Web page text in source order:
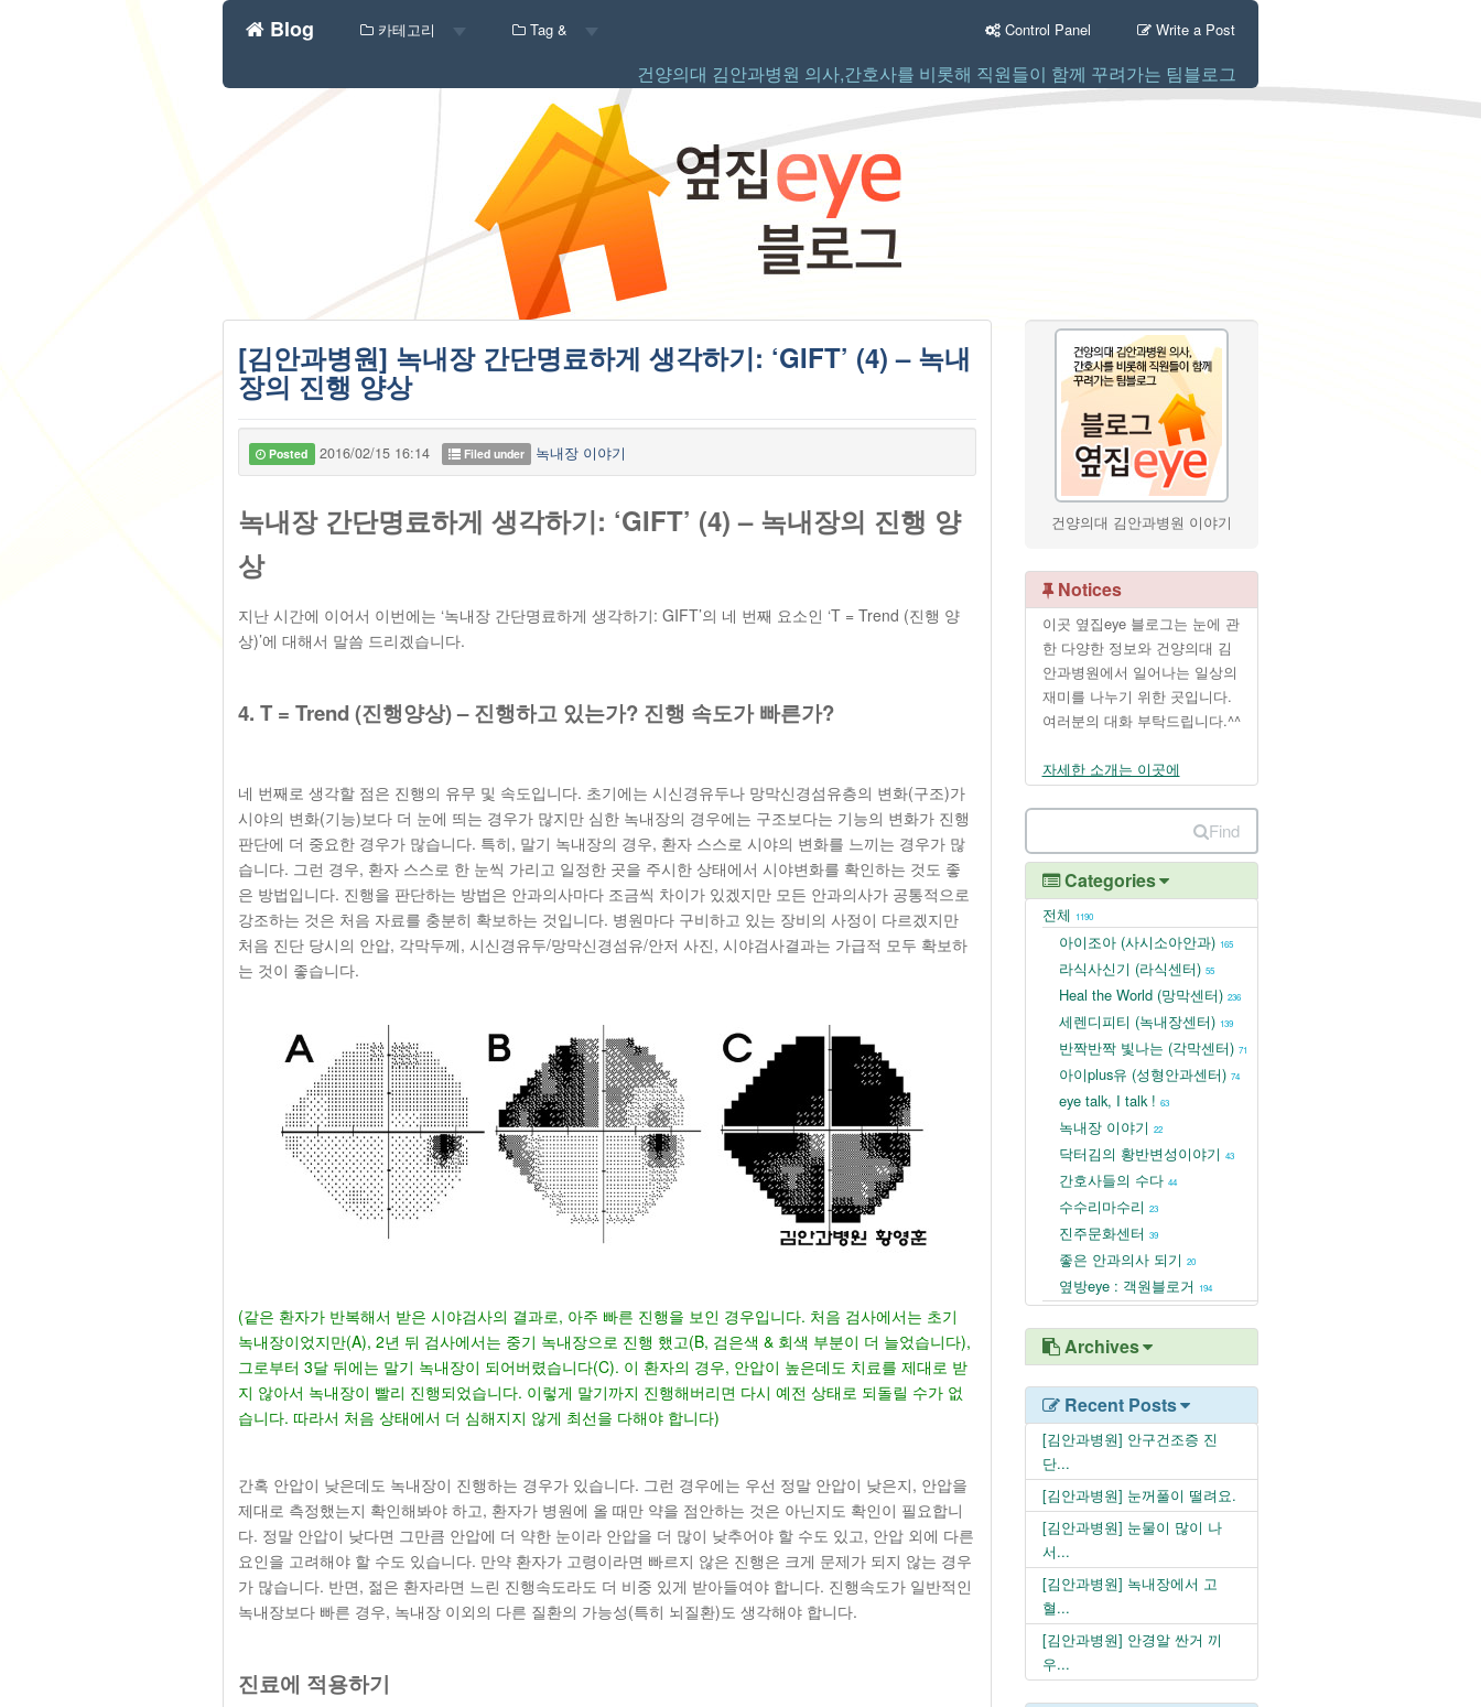
Blog 카테고리 Tag & Control Panel Write a Post
건양의대 김안과병원 의사,간호사를 비롯해 직원들이 함께 꾸려가는 팀블로그
[김안과병원] 녹내장 간단명료하게 생각하기: ‘GIFT’ (4) – 녹내
장의 진행 양상
Posted 2016/02/15 16:14 Filed under 녹내장 이야기
녹내장 간단명료하게 생각하기: ‘GIFT’ (4) – 녹내장의 진행 양
상
지난 시간에 이어서 이번에는 ‘녹내장 간단명료하게 생각하기: GIFT’의 네 번째 요소인 ‘T = Trend (진행 양
상)’에 대해서 말씀 드리겠습니다.
4. T = Trend (진행양상) – 진행하고 있는가? 진행 속도가 빠른가?
네 번째로 생각할 점은 진행의 유무 및 속도입니다. 초기에는 시신경유두나 망막신경섬유층의 변화(구조)가
시야의 변화(기능)보다 더 눈에 띄는 경우가 많지만 심한 녹내장의 경우에는 구조보다는 기능의 변화가 진행
판단에 더 중요한 경우가 많습니다. 특히, 말기 녹내장의 경우, 환자 스스로 시야의 변화를 느끼는 경우가 많
습니다. 그런 경우, 환자 스스로 한 눈씩 가리고 일정한 곳을 주시한 상태에서 시야변화를 확인하는 것도 좋
은 방법입니다. 진행을 판단하는 방법은 안과의사마다 조금씩 차이가 있겠지만 모든 안과의사가 공통적으로
강조하는 것은 처음 자료를 충분히 확보하는 것입니다. 병원마다 구비하고 있는 장비의 사정이 다르겠지만
처음 진단 당시의 안압, 각막두께, 시신경유두/망막신경섬유/안저 사진, 시야검사결과는 가급적 모두 확보하
는 것이 좋습니다.
(같은 환자가 반복해서 받은 시야검사의 결과로, 아주 빠른 진행을 보인 경우입니다. 처음 검사에서는 초기
녹내장이었지만(A), 2년 뒤 검사에서는 중기 녹내장으로 진행 했고(B, 검은색 & 회색 부분이 더 늘었습니다),
그로부터 3달 뒤에는 말기 녹내장이 되어버렸습니다(C). 이 환자의 경우, 안압이 높은데도 치료를 제대로 받
지 않아서 녹내장이 빨리 진행되었습니다. 이렇게 말기까지 진행해버리면 다시 예전 상태로 되돌릴 수가 없
습니다. 따라서 처음 상태에서 더 심해지지 않게 최선을 다해야 합니다)
간혹 안압이 낮은데도 녹내장이 진행하는 경우가 있습니다. 그런 경우에는 우선 정말 안압이 낮은지, 안압을
제대로 측정했는지 확인해봐야 하고, 환자가 병원에 올 때만 약을 점안하는 것은 아닌지도 확인이 필요합니
다. 정말 안압이 낮다면 그만큼 안압에 더 약한 눈이라 안압을 더 많이 낮추어야 할 수도 있고, 안압 외에 다른
요인을 고려해야 할 수도 있습니다. 만약 환자가 고령이라면 빠르지 않은 진행은 크게 문제가 되지 않는 경우
가 많습니다. 반면, 젊은 환자라면 느린 진행속도라도 더 비중 있게 받아들여야 합니다. 진행속도가 일반적인
녹내장보다 빠른 경우, 녹내장 이외의 다른 질환의 가능성(특히 뇌질환)도 생각해야 합니다.
진료에 적용하기
건양의대 김안과병원 이야기
Notices
이곳 옆집eye 블로그는 눈에 관
한 다양한 정보와 건양의대 김
안과병원에서 일어나는 일상의
재미를 나누기 위한 곳입니다.
여러분의 대화 부탁드립니다.^^
자세한 소개는 이곳에
Find
Categories
전체 1190
아이조아 (사시소아안과) 165
라식사신기 (라식센터) 55
Heal the World (망막센터) 236
세렌디피티 (녹내장센터) 139
반짝반짝 빛나는 (각막센터) 71
아이plus유 (성형안과센터) 74
eye talk, I talk ! 63
녹내장 이야기 22
닥터김의 황반변성이야기 43
간호사들의 수다 44
수수리마수리 23
진주문화센터 39
좋은 안과의사 되기 20
옆방eye : 객원블로거 194
Archives
Recent Posts
[김안과병원] 안구건조증 진
단...
[김안과병원] 눈꺼풀이 떨려요.
[김안과병원] 눈물이 많이 나
서...
[김안과병원] 녹내장에서 고
혈...
[김안과병원] 안경알 싼거 끼
우...